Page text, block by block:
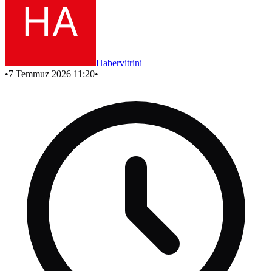
Habervitrini
•7 Temmuz 2026 11:20•